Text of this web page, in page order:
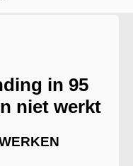
in 95
niet werkt